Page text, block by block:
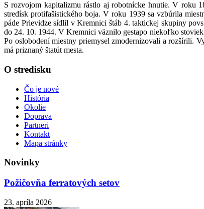
S rozvojom kapitalizmu rástlo aj robotnícke hnutie. V roku
stredísk protifašistického boja. V roku 1939 sa vzbúrila
páde Prievidze sídlil v Kremnici štáb 4. taktickej skupiny
do 24. 10. 1944. V Kremnici väznilo gestapo niekoľko
Po oslobodení miestny priemysel zmodernizovali a rozšírili.
má priznaný štatút mesta.
O stredisku
Čo je nové
História
Okolie
Doprava
Partneri
Kontakt
Mapa stránky
Novinky
Požičovňa ferratových setov
23. apríla 2026